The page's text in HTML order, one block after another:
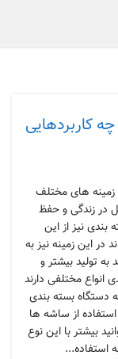
کاربردهایی
زمینه های مختلف
در زندگی و حفظ
نیز از این
در این زمینه نیز به
به تولید بیشتر و
مختلفی دارند
دستگاه بسته بندی
از ساشه ها
بیشتر با این نوع
استفاده...